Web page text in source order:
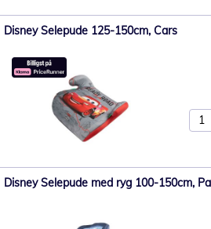
Disney Selepude 125-150cm, Cars
Disney Selepude med ryg 100-150cm,